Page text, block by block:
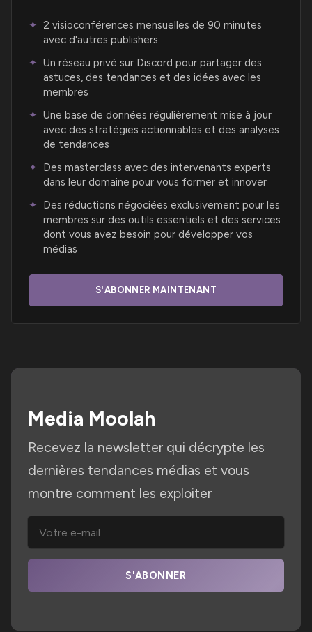
2 visioconférences mensuelles de 90 minutes
avec d'autres publishers
Un réseau privé sur Discord pour partager des
astuces, des tendances et des idées avec les
membres
Une base de données régulièrement mise à jour
avec des stratégies actionnables et des analyses
de tendances
Des masterclass avec des intervenants experts
dans leur domaine pour vous former et innover
Des réductions négociées exclusivement pour les
membres sur des outils essentiels et des services
dont vous avez besoin pour développer vos
médias
S'ABONNER MAINTENANT
Media Moolah
Recevez la newsletter qui décrypte les
dernières tendances médias et vous
montre comment les exploiter
S'ABONNER